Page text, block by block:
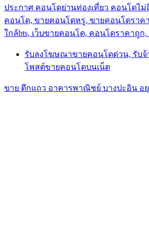
ประกาศ คอนโดย่านท่องเที่ยว คอนโดไม่
คอนโด, ขายคอนโดหรู, ขายคอนโดราค
ใกล้bts, เว็บขายคอนโด, คอนโดราคาถูก
รับลงโฆษณาขายคอนโดด่วน, รับจ้
โพสต์ขายคอนโดบนเน็ต
ขาย ตึกแถว อาคารพาณิชย์ บางปะอิน อ